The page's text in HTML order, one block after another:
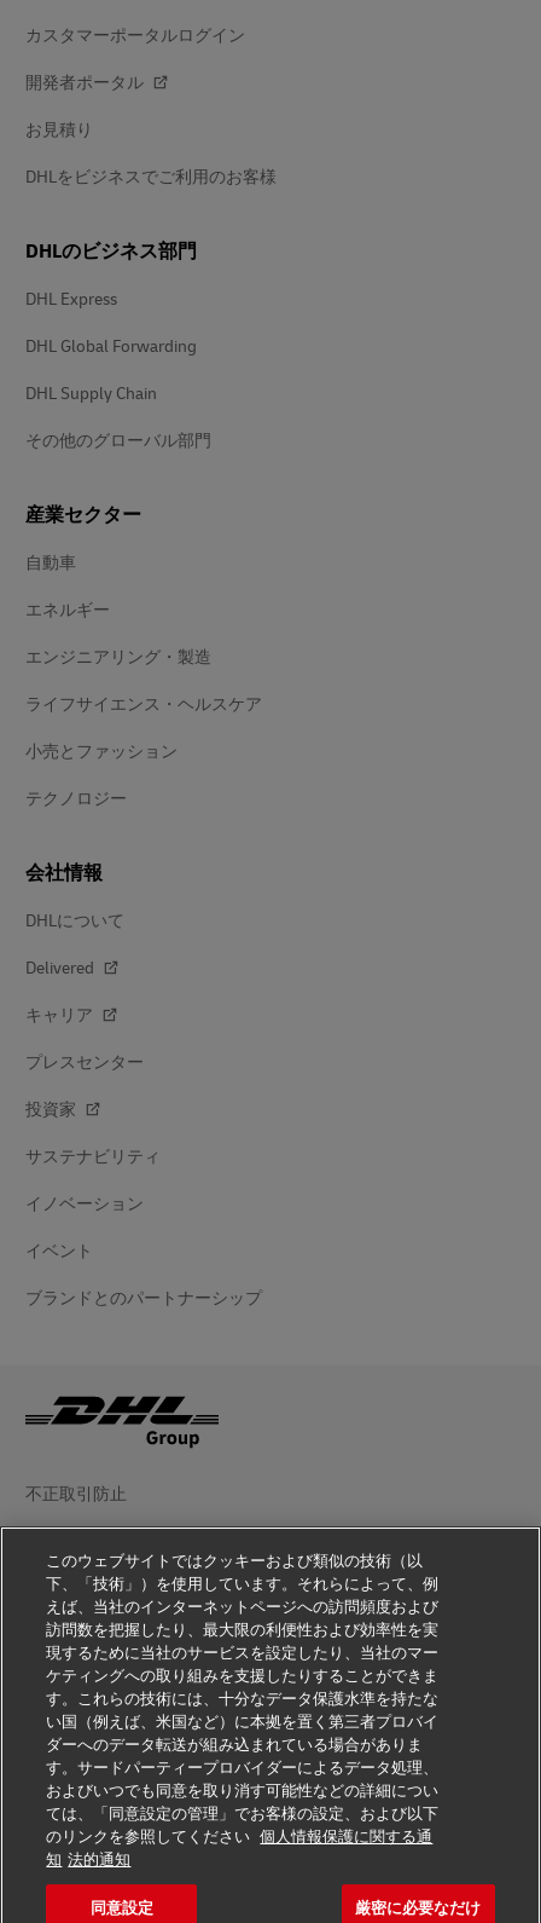
カスタマーポータルログイン
開発者ポータル
お見積り
DHLをビジネスでご利用のお客様
DHLのビジネス部門
DHL Express
DHL Global Forwarding
DHL Supply Chain
その他のグローバル部門
産業セクター
自動車
エネルギー
エンジニアリング・製造
ライフサイエンス・ヘルスケア
小売とファッション
テクノロジー
会社情報
DHLについて
Delivered
キャリア
プレスセンター
投資家
サステナビリティ
イノベーション
イベント
ブランドとのパートナーシップ
不正取引防止
利用規約
個人情報の取扱いをご覧ください
その他の情報
Cookie の設定
フォローする
このウェブサイトではクッキーおよび類似の技術（以
下、「技術」）を使用しています。それらによって、例
えば、当社のインターネットページへの訪問頻度および
訪問数を把握したり、最大限の利便性および効率性を実
現するために当社のサービスを設定したり、当社のマー
ケティングへの取り組みを支援したりすることができま
す。これらの技術には、十分なデータ保護水準を持たな
い国（例えば、米国など）に本拠を置く第三者プロバイ
ダーへのデータ転送が組み込まれている場合がありま
す。サードパーティープロバイダーによるデータ処理、
およびいつでも同意を取り消す可能性などの詳細につい
ては、「同意設定の管理」でお客様の設定、および以下
のリンクを参照してください 個人情報保護に関する通
知 法的通知
同意設定 厳密に必要なだけ